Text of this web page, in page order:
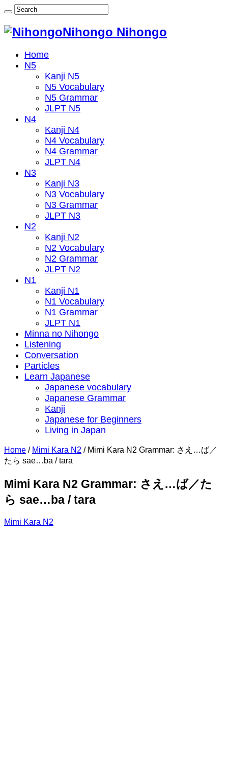
Nihongo Nihongo
Home
N5
Kanji N5
N5 Vocabulary
N5 Grammar
JLPT N5
N4
Kanji N4
N4 Vocabulary
N4 Grammar
JLPT N4
N3
Kanji N3
N3 Vocabulary
N3 Grammar
JLPT N3
N2
Kanji N2
N2 Vocabulary
N2 Grammar
JLPT N2
N1
Kanji N1
N1 Vocabulary
N1 Grammar
JLPT N1
Minna no Nihongo
Listening
Conversation
Particles
Learn Japanese
Japanese vocabulary
Japanese Grammar
Kanji
Japanese for Beginners
Living in Japan
Home / Mimi Kara N2 / Mimi Kara N2 Grammar: さえ…ば／
たら sae…ba / tara
Mimi Kara N2 Grammar: さえ…ば／た
ら sae…ba / tara
Mimi Kara N2